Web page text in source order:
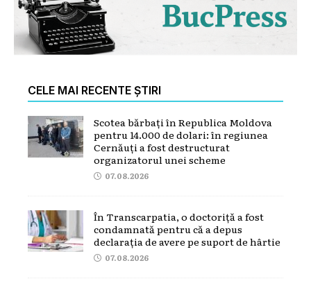
CELE MAI RECENTE ȘTIRI
Scotea bărbați în Republica Moldova
pentru 14.000 de dolari: în regiunea
Cernăuți a fost destructurat
organizatorul unei scheme
07.08.2026
În Transcarpatia, o doctoriță a fost
condamnată pentru că a depus
declarația de avere pe suport de hârtie
07.08.2026